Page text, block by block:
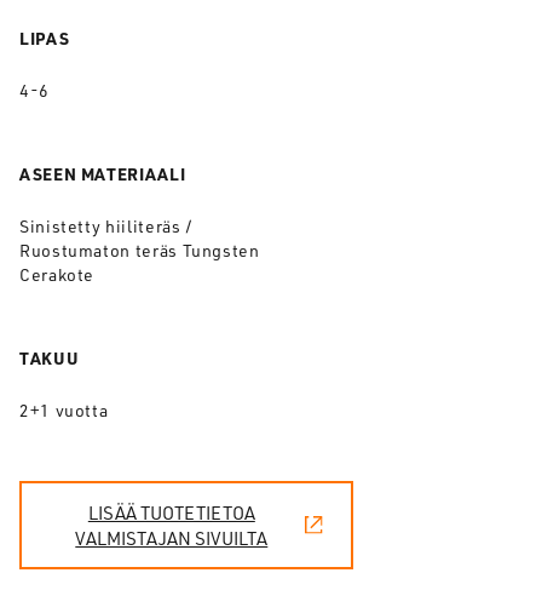
LIPAS
4-6
ASEEN MATERIAALI
Sinistetty hiiliteräs /
Ruostumaton teräs Tungsten
Cerakote
TAKUU
2+1 vuotta
LISÄÄ TUOTETIETOA
VALMISTAJAN SIVUILTA